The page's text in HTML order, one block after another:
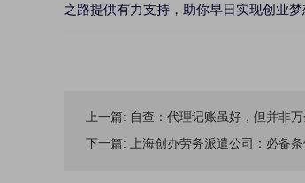
之路提供有力支持，助你早日实现创业梦
上一篇: 自查：代理记账虽好，但并非
下一篇: 上海创办劳务派遣公司：必备